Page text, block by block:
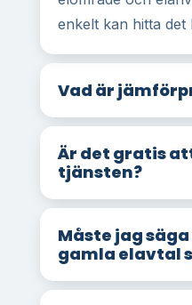
enkelt kan hitta det
Vad är
Är det gratis
tjänsten?
Måste jag
gamla elavtal